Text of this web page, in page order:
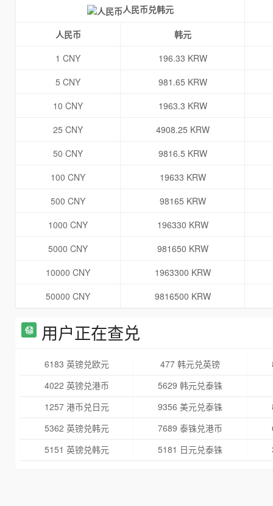
人民币兑韩元
人民币
韩元
1 CNY
196.33 KRW
5 CNY
981.65 KRW
10 CNY
1963.3 KRW
25 CNY
4908.25 KRW
50 CNY
9816.5 KRW
100 CNY
19633 KRW
500 CNY
98165 KRW
1000 CNY
196330 KRW
5000 CNY
981650 KRW
10000 CNY
1963300 KRW
50000 CNY
9816500 KRW
用户正在查兑
6183 英镑兑欧元 477 韩元兑英镑
4022 英镑兑港币
5629 韩元兑泰铢
1257 港币兑日元
9356 美元兑泰铢
5362 英镑兑韩元
7689 泰铢兑港币
5151 英镑兑韩元
5181 日元兑泰铢